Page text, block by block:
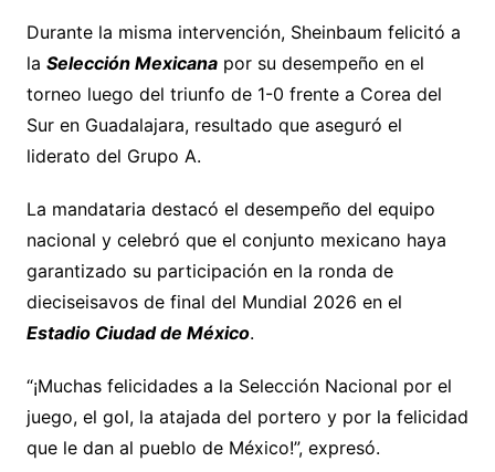
Durante la misma intervención, Sheinbaum felicitó a
la Selección Mexicanapor su desempeño en el
torneo luego del triunfo de 1-0 frente a Corea del
Sur en Guadalajara, resultado que aseguró el
liderato del Grupo A.
La mandataria destacó el desempeño del equipo
nacional y celebró que el conjunto mexicano haya
garantizado su participación en la ronda de
dieciseisavos de final del Mundial 2026 en el
Estadio Ciudad de México.
“¡Muchas felicidades a la Selección Nacional por el
juego, el gol, la atajada del portero y por la felicidad
que le dan al pueblo de México!”, expresó.